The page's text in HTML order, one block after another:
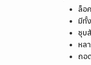
ล็อ
มีทั้
ชุบ
หล
ถอ